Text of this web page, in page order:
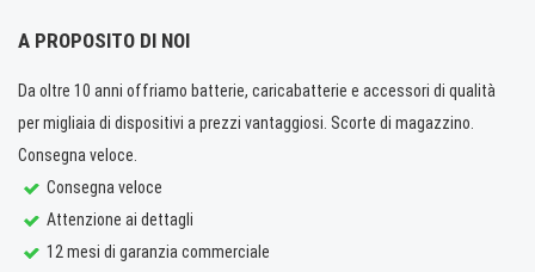
A PROPOSITO DI NOI
Da oltre 10 anni offriamo batterie, caricabatterie e accessori di qualità
per migliaia di dispositivi a prezzi vantaggiosi. Scorte di magazzino.
Consegna veloce.
Consegna veloce
Attenzione ai dettagli
12 mesi di garanzia commerciale